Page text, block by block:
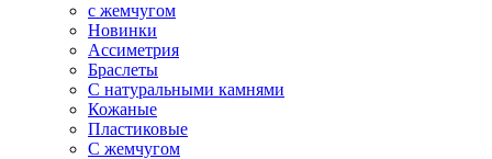
с жемчугом
Новинки
Ассиметрия
Браслеты
С натуральными камнями
Кожаные
Пластиковые
С жемчугом